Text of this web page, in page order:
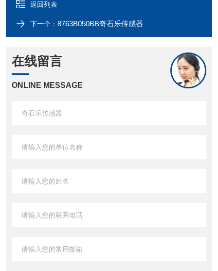
返回列表
下一个： 8763B050BB奇石乐传感器
在线留言
ONLINE MESSAGE